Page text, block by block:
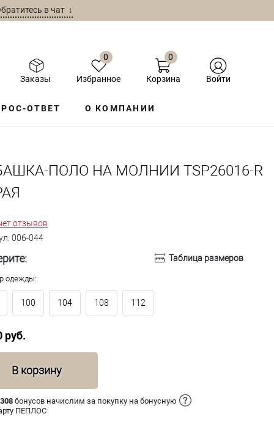
в чат ↓
Заказы
0
Избранное
0
Корзина Войти
ОТВЕТ О КОМПАНИИ
ПОЛО НА МОЛНИИ TSP26016-R
отзывов
006-044
Таблица размеров
одежды:
100 104 108 112
руб.
В корзину
бонусов начислим за покупку на бонусную
ПЕПЛОС